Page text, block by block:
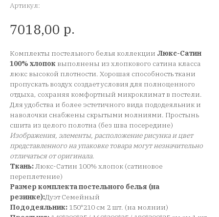
Артикул:
7018,00 р.
Комплекты постельного белья коллекции Люкс-Сатин
100% хлопок выполнены из хлопкового сатина класса
люкс высокой плотности. Хорошая способность ткани
пропускать воздух создает условия для полноценного
отдыха, сохраняя комфортный микроклимат в постели.
Для удобства и более эстетичного вида пододеяльник и
наволочки снабжены скрытыми молниями. Простынь
сшита из целого полотна (без шва посередине)
Изображения, элементы, расположение рисунка и цвет
представленного на упаковке товара могут незначительно
отличаться от оригинала.
Ткань:Люкс-Сатин 100% хлопок (сатиновое
переплетение)
Размер комплекта постельного белья (на
резинке):Дуэт Семейный
Пододеяльник: 150*210 см 2 шт. (на молнии)